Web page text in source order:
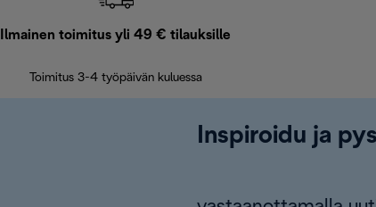
Ilmainen toimitus yli 49 € tilauksille
Toimitus 3-4 työpäivän kuluessa
Inspiroidu ja